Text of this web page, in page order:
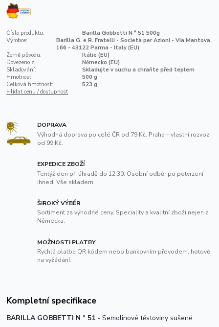
Číslo produktu:
Barilla Gobbetti N ° 51 500g
Výrobce:
Barilla G. e R. Fratelli - Società per Azioni - Via Mantova,
166 - 43122 Parma - Italy (EU)
Země původu:
Itálie (EU)
Dovezeno z:
Německo (EU)
Skladování:
Skladujte v suchu a chraňte před teplem
Hmotnost:
500 g
Celková hmotnost:
523 g
Hlídat cenu / dostupnost
DOPRAVA
Výhodná doprava po celé ČR od 79 Kč. Praha – vlastní rozvoz
od 99 Kč.
EXPEDICE ZBOŽÍ
Tentýž den při úhradě do 12:30. Osobní odběr po potvrzení
ihned. Vše skladem.
ŠIROKÝ VÝBĚR
Sortiment za výhodné ceny. Speciality a kvalitní zboží nejen z
Německa.
MOŽNOSTI PLATBY
Rychlá platba QR kódem nebo bankovním převodem, hotově
na vyžádání.
Kompletní specifikace
BARILLA GOBBETTI N ° 51 - Semolinové těstoviny sušené